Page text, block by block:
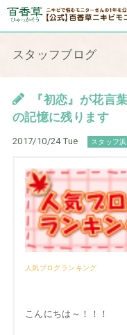
スタッフブログ
『初恋』が花言
の記憶に残ります
2017/10/24 Tue スタッフ
人気ブログランキング
こんにちは～！！！